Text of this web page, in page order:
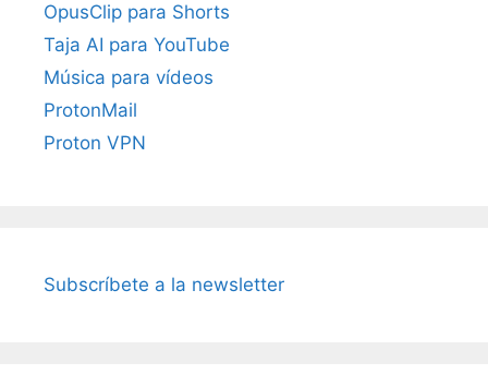
OpusClip para Shorts
Taja AI para YouTube
Música para vídeos
ProtonMail
Proton VPN
Subscríbete a la newsletter